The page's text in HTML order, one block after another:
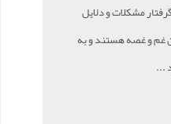
مشکلات و دلایل
غم و غصه هستند و به
...